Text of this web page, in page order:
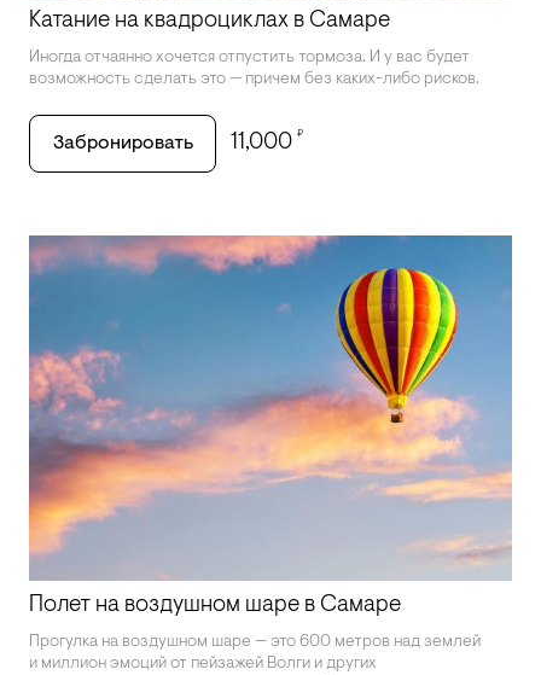
Катание на квадроциклах в Самаре
Иногда отчаянно хочется отпустить тормоза. И у вас будет
возможность сделать это — причем без каких-либо рисков.
Забронировать 11,000 ₽
Полет на воздушном шаре в Самаре
Прогулка на воздушном шаре — это 600 метров над землей
и миллион эмоций от пейзажей Волги и других